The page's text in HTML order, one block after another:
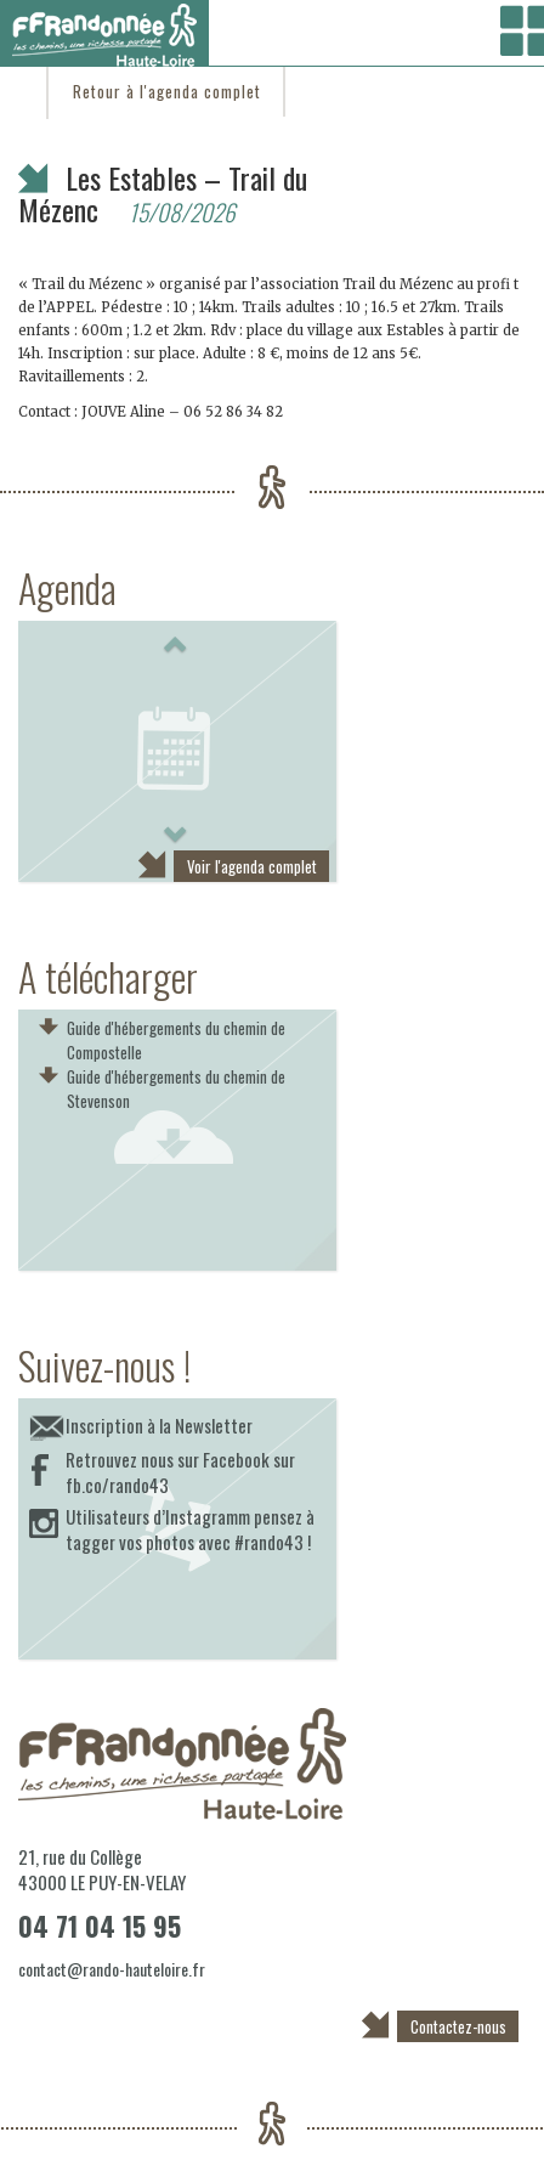
Vous êtes ici :Accueil/C'est d'actu
Retour à l'agenda complet
Les Estables – Trail du
Mézenc 15/08/2026
« Trail du Mézenc » organisé par l’association Trail du Mézenc au profi t
de l’APPEL. Pédestre : 10 ; 14km. Trails adultes : 10 ; 16.5 et 27km. Trails
enfants : 600m ; 1.2 et 2km. Rdv : place du village aux Estables à partir de
14h. Inscription : sur place. Adulte : 8 €, moins de 12 ans 5€.
Ravitaillements : 2.
Contact : JOUVE Aline – 06 52 86 34 82
Agenda
Voir l'agenda complet
A télécharger
Guide d'hébergements du chemin de
Compostelle
Guide d'hébergements du chemin de
Stevenson
Suivez-nous !
Inscription à la Newsletter
Retrouvez nous sur Facebook sur
fb.co/rando43
Utilisateurs d’Instagramm pensez à
tagger vos photos avec #rando43 !
21, rue du Collège
43000 LE PUY-EN-VELAY
04 71 04 15 95
contact@rando-hauteloire.fr
Contactez-nous